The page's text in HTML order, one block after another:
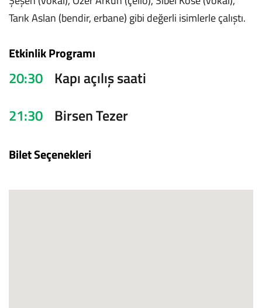
Tarık Aslan (bendir, erbane) gibi değerli isimlerle çalıştı.
Etkinlik Programı
20:30 Kapı açılış saati
21:30 Birsen Tezer
Bilet Seçenekleri